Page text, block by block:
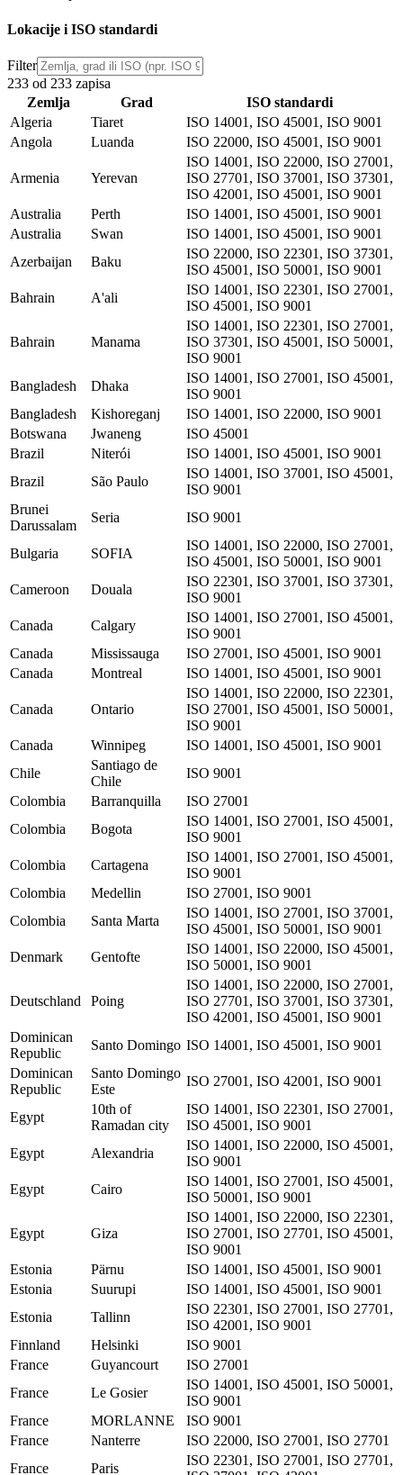
Lokacije i ISO standardi
Filter
233 od 233 zapisa
Zemlja
Grad
ISO standardi
Algeria
Tiaret
ISO 14001, ISO 45001, ISO 9001
Angola
Luanda ISO 22000, ISO 45001, ISO 9001
Armenia Yerevan
ISO 14001, ISO 22000, ISO 27001,
ISO 27701, ISO 37001, ISO 37301,
ISO 42001, ISO 45001, ISO 9001
Australia
Perth
ISO 14001, ISO 45001, ISO 9001
Australia
Swan
ISO 14001, ISO 45001, ISO 9001
Azerbaijan
Baku
ISO 22000, ISO 22301, ISO 37301,
ISO 45001, ISO 50001, ISO 9001
Bahrain
A'ali
ISO 14001, ISO 22301, ISO 27001,
ISO 45001, ISO 9001
Bahrain Manama
ISO 14001, ISO 22301, ISO 27001,
ISO 37301, ISO 45001, ISO 50001,
ISO 9001
Bangladesh
Dhaka
ISO 14001, ISO 27001, ISO 45001,
ISO 9001
Bangladesh
Kishoreganj
ISO 14001, ISO 22000, ISO 9001
Botswana
Jwaneng
ISO 45001
Brazil
Niterói
ISO 14001, ISO 45001, ISO 9001
Brazil
São Paulo
ISO 14001, ISO 37001, ISO 45001,
ISO 9001
Brunei
Darussalam
Seria ISO 9001
Bulgaria SOFIA
ISO 14001, ISO 22000, ISO 27001,
ISO 45001, ISO 50001, ISO 9001
Cameroon
Douala
ISO 22301, ISO 37001, ISO 37301,
ISO 9001
Canada
Calgary
ISO 14001, ISO 27001, ISO 45001,
ISO 9001
Canada
Mississauga
ISO 27001, ISO 45001, ISO 9001
Canada
Montreal ISO 14001, ISO 45001, ISO 9001
Canada Ontario
ISO 14001, ISO 22000, ISO 22301,
ISO 27001, ISO 45001, ISO 50001,
ISO 9001
Canada
Winnipeg
ISO 14001, ISO 45001, ISO 9001
Chile
Santiago de
Chile
ISO 9001
Colombia
Barranquilla
ISO 27001
Colombia
Bogota
ISO 14001, ISO 27001, ISO 45001,
ISO 9001
Colombia
Cartagena
ISO 14001, ISO 27001, ISO 45001,
ISO 9001
Colombia
Medellin
ISO 27001, ISO 9001
Colombia
Santa Marta
ISO 14001, ISO 27001, ISO 37001,
ISO 45001, ISO 50001, ISO 9001
Denmark
Gentofte
ISO 14001, ISO 22000, ISO 45001,
ISO 50001, ISO 9001
Deutschland Poing
ISO 14001, ISO 22000, ISO 27001,
ISO 27701, ISO 37001, ISO 37301,
ISO 42001, ISO 45001, ISO 9001
Dominican
Republic
Santo Domingo ISO 14001, ISO 45001, ISO 9001
Dominican
Republic
Santo Domingo
Este
ISO 27001, ISO 42001, ISO 9001
Egypt
10th of
Ramadan city
ISO 14001, ISO 22301, ISO 27001,
ISO 45001, ISO 9001
Egypt
Alexandria
ISO 14001, ISO 22000, ISO 45001,
ISO 9001
Egypt
Cairo
ISO 14001, ISO 27001, ISO 45001,
ISO 50001, ISO 9001
Egypt Giza
ISO 14001, ISO 22000, ISO 22301,
ISO 27001, ISO 27701, ISO 45001,
ISO 9001
Estonia
Pärnu
ISO 14001, ISO 45001, ISO 9001
Estonia
Suurupi
ISO 14001, ISO 45001, ISO 9001
Estonia
Tallinn
ISO 22301, ISO 27001, ISO 27701,
ISO 42001, ISO 9001
Finnland
Helsinki
ISO 9001
France
Guyancourt
ISO 27001
France
Le Gosier
ISO 14001, ISO 45001, ISO 50001,
ISO 9001
France
MORLANNE
ISO 9001
France
Nanterre
ISO 22000, ISO 27001, ISO 27701
France
Paris
ISO 22301, ISO 27001, ISO 27701,